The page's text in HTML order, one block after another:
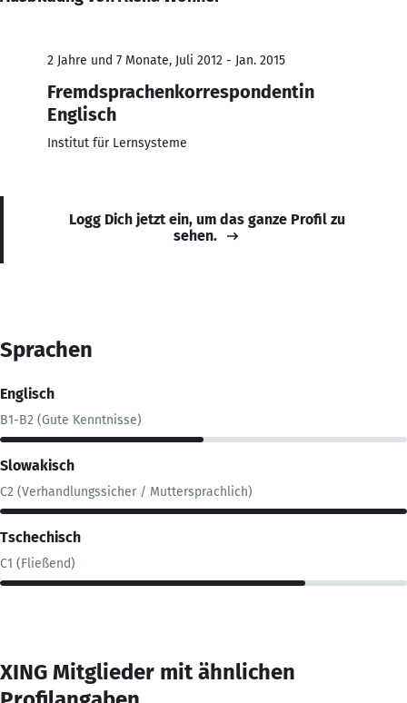
2 Jahre und 7 Monate, Juli 2012 - Jan. 2015
Fremdsprachenkorrespondentin
Englisch
Institut für Lernsysteme
Logg Dich jetzt ein, um das ganze Profil zu
sehen.
Sprachen
Englisch
B1-B2 (Gute Kenntnisse)
Slowakisch
C2 (Verhandlungssicher / Muttersprachlich)
Tschechisch
C1 (Fließend)
XING Mitglieder mit ähnlichen